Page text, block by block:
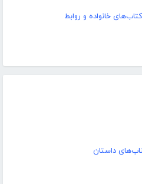
کتاب‌های خانواده و روابط
داستان